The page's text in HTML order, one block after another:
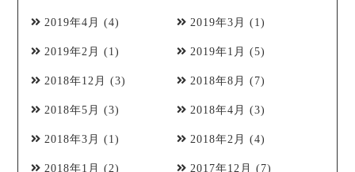
2019年4月 (4) 2019年3月 (1)
2019年2月 (1) 2019年1月 (5)
2018年12月 (3) 2018年8月 (7)
2018年5月 (3) 2018年4月 (3)
2018年3月 (1) 2018年2月 (4)
2018年1月 (2) 2017年12月 (7)